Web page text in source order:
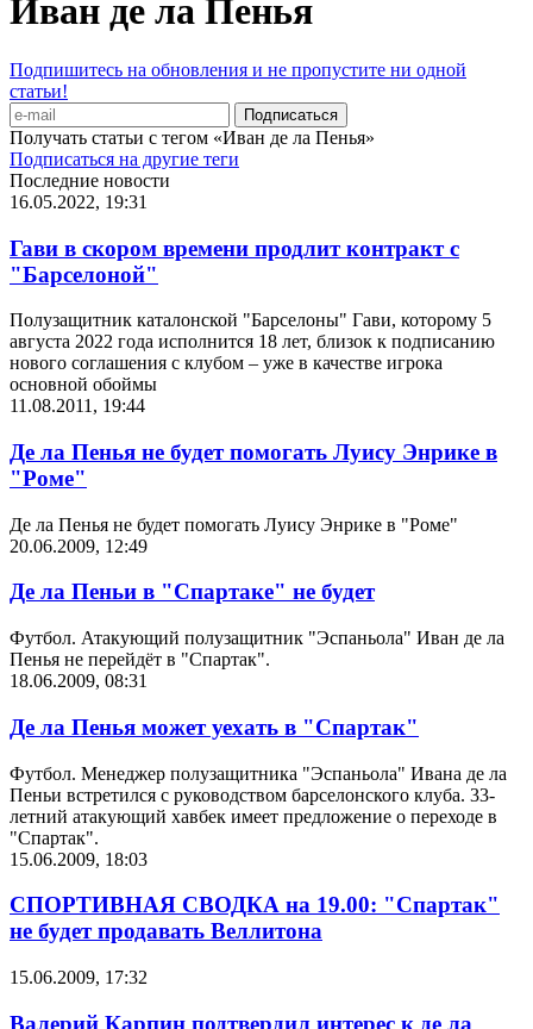
Иван де ла Пенья
Подпишитесь на обновления и не пропустите ни одной
статьи!
Получать статьи с тегом «Иван де ла Пенья»
Подписаться на другие теги
Последние новости
16.05.2022, 19:31
Гави в скором времени продлит контракт с
"Барселоной"
Полузащитник каталонской "Барселоны" Гави, которому 5
августа 2022 года исполнится 18 лет, близок к подписанию
нового соглашения с клубом – уже в качестве игрока
основной обоймы
11.08.2011, 19:44
Де ла Пенья не будет помогать Луису Энрике в
"Роме"
Де ла Пенья не будет помогать Луису Энрике в "Роме"
20.06.2009, 12:49
Де ла Пеньи в "Спартаке" не будет
Футбол. Атакующий полузащитник "Эспаньола" Иван де ла
Пенья не перейдёт в "Спартак".
18.06.2009, 08:31
Де ла Пенья может уехать в "Спартак"
Футбол. Менеджер полузащитника "Эспаньола" Ивана де ла
Пеньи встретился с руководством барселонского клуба. 33-
летний атакующий хавбек имеет предложение о переходе в
"Спартак".
15.06.2009, 18:03
СПОРТИВНАЯ СВОДКА на 19.00: "Спартак"
не будет продавать Веллитона
15.06.2009, 17:32
Валерий Карпин подтвердил интерес к де ла